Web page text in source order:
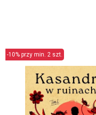
-10% przy min. 2 szt.